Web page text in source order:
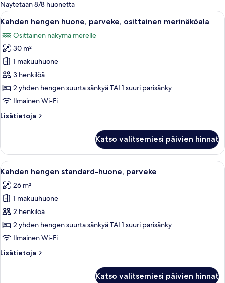
suodattimia
Näytetään 8/8 huonetta
Avaa
kaikki
huonetyypin
Kahden
hengen
huone,
parveke,
osittainen
kuvat
Hotellihuone, jossa on suuri sänky,
5
Kahden hengen huone, parveke, osittainen merinäköala
Osittainen näkymä merelle
30 m²
1 makuuhuone
3 henkilöä
2 yhden hengen suurta sänkyä TAI 1 suuri parisänky
Ilmainen Wi-Fi
Lisätietoja
Lisätietoja
huone,
parveke,
osittainen
Katso valitsemiesi päivien hinnat
Avaa
kaikki
huonetyypin
Kahden
hengen
standard-
huone,
kuvat
Hotellihuone, jossa on sänky,
4
Kahden hengen standard-huone, parveke
26 m²
1 makuuhuone
2 henkilöä
2 yhden hengen suurta sänkyä TAI 1 suuri parisänky
Ilmainen Wi-Fi
Lisätietoja
Lisätietoja
Katso valitsemiesi päivien hinnat